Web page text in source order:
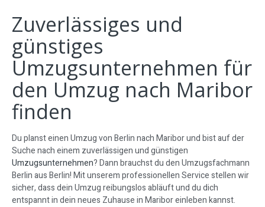
Zuverlässiges und
günstiges
Umzugsunternehmen für
den Umzug nach Maribor
finden
Du planst einen Umzug von Berlin nach Maribor und bist auf der
Suche nach einem zuverlässigen und günstigen
Umzugsunternehmen? Dann brauchst du den Umzugsfachmann
Berlin aus Berlin! Mit unserem professionellen Service stellen wir
sicher, dass dein Umzug reibungslos abläuft und du dich
entspannt in dein neues Zuhause in Maribor einleben kannst.